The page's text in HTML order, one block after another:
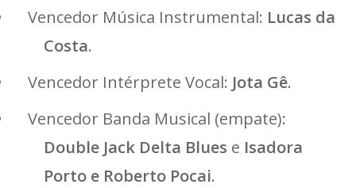
Vencedor Música Instrumental: Lucas da
Costa.
Vencedor Intérprete Vocal: Jota Gê.
Vencedor Banda Musical (empate):
Double Jack Delta Blues e Isadora
Porto e Roberto Pocai.